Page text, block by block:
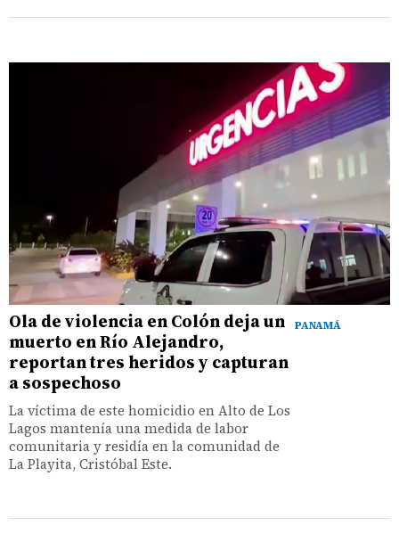
PANAMÁ
Ola de violencia en Colón deja un
muerto en Río Alejandro,
reportan tres heridos y capturan
a sospechoso
La víctima de este homicidio en Alto de Los
Lagos mantenía una medida de labor
comunitaria y residía en la comunidad de
La Playita, Cristóbal Este.